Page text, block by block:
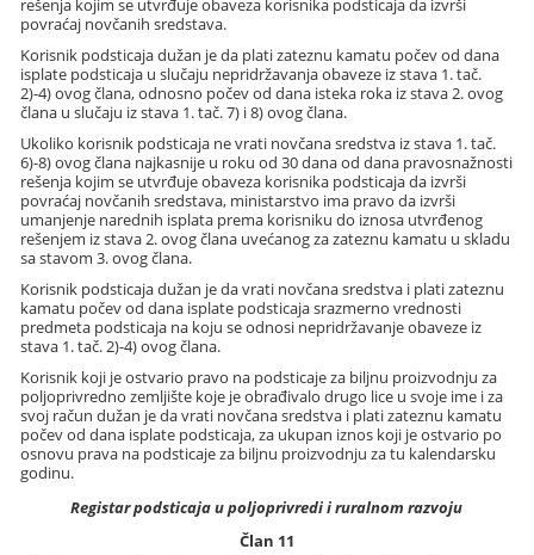
rešenja kojim se utvrđuje obaveza korisnika podsticaja da izvrši
povraćaj novčanih sredstava.
Korisnik podsticaja dužan je da plati zateznu kamatu počev od dana
isplate podsticaja u slučaju nepridržavanja obaveze iz stava 1. tač.
2)-4) ovog člana, odnosno počev od dana isteka roka iz stava 2. ovog
člana u slučaju iz stava 1. tač. 7) i 8) ovog člana.
Ukoliko korisnik podsticaja ne vrati novčana sredstva iz stava 1. tač.
6)-8) ovog člana najkasnije u roku od 30 dana od dana pravosnažnosti
rešenja kojim se utvrđuje obaveza korisnika podsticaja da izvrši
povraćaj novčanih sredstava, ministarstvo ima pravo da izvrši
umanjenje narednih isplata prema korisniku do iznosa utvrđenog
rešenjem iz stava 2. ovog člana uvećanog za zateznu kamatu u skladu
sa stavom 3. ovog člana.
Korisnik podsticaja dužan je da vrati novčana sredstva i plati zateznu
kamatu počev od dana isplate podsticaja srazmerno vrednosti
predmeta podsticaja na koju se odnosi nepridržavanje obaveze iz
stava 1. tač. 2)-4) ovog člana.
Korisnik koji je ostvario pravo na podsticaje za biljnu proizvodnju za
poljoprivredno zemljište koje je obrađivalo drugo lice u svoje ime i za
svoj račun dužan je da vrati novčana sredstva i plati zateznu kamatu
počev od dana isplate podsticaja, za ukupan iznos koji je ostvario po
osnovu prava na podsticaje za biljnu proizvodnju za tu kalendarsku
godinu.
Registar podsticaja u poljoprivredi i ruralnom razvoju
Član 11